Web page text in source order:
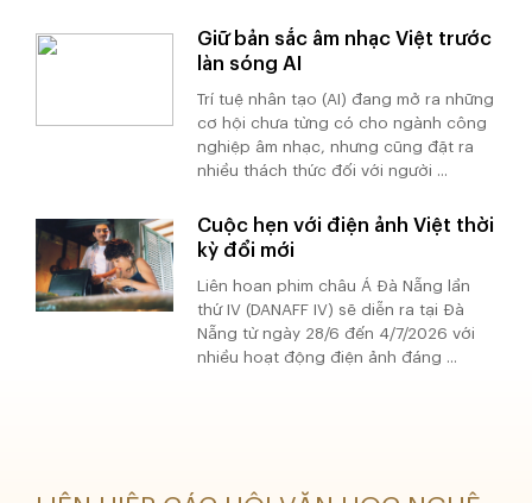
Giữ bản sắc âm nhạc Việt trước
làn sóng AI
Trí tuệ nhân tạo (AI) đang mở ra những
cơ hội chưa từng có cho ngành công
nghiệp âm nhạc, nhưng cũng đặt ra
nhiều thách thức đối với người ...
Cuộc hẹn với điện ảnh Việt thời
kỳ đổi mới
Liên hoan phim châu Á Đà Nẵng lần
thứ IV (DANAFF IV) sẽ diễn ra tại Đà
Nẵng từ ngày 28/6 đến 4/7/2026 với
nhiều hoạt động điện ảnh đáng ...